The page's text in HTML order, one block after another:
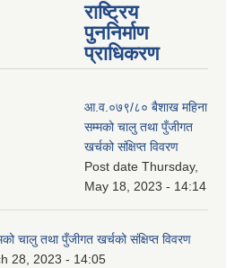
राष्ट्रिय
पुननिर्माण
प्राधिकरण
आ.व.०७९/८० बैशाख महिना
सम्मको चालु तथा पुँजीगत
खर्चको संक्षिप्त विवरण
Post date Thursday,
May 18, 2023 - 14:14
चालु तथा पुँजीगत खर्चको संक्षिप्त विवरण
28, 2023 - 14:05